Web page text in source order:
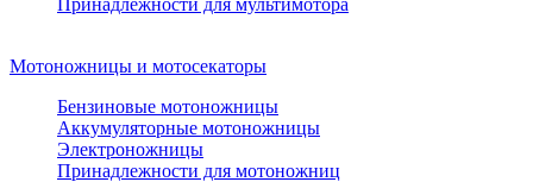
Принадлежности для мультимотора
Мотоножницы и мотосекаторы
Бензиновые мотоножницы
Аккумуляторные мотоножницы
Электроножницы
Принадлежности для мотоножниц